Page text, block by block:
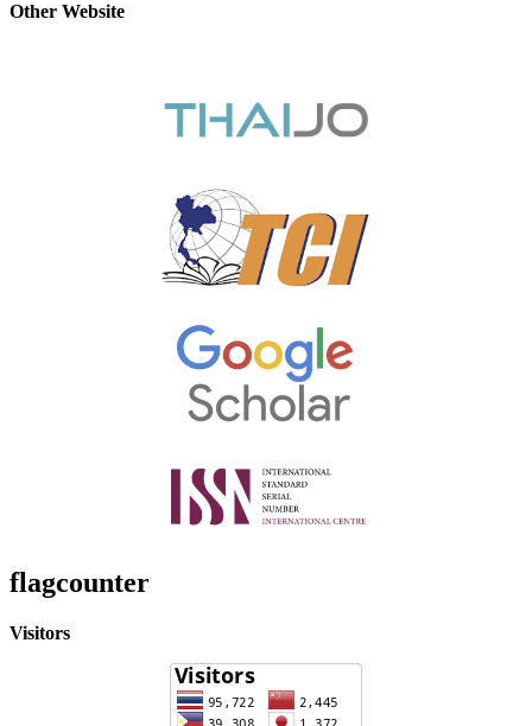
Other Website
flagcounter
Visitors